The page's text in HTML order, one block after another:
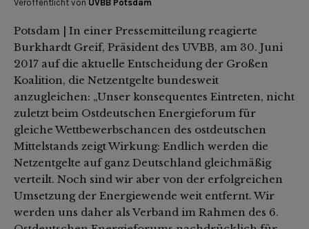
Veröffentlicht von UVBB Potsdam
Potsdam | In einer Pressemitteilung reagierte
Burkhardt Greif, Präsident des UVBB, am 30. Juni
2017 auf die aktuelle Entscheidung der Großen
Koalition, die Netzentgelte bundesweit
anzugleichen: „Unser konsequentes Eintreten, nicht
zuletzt beim Ostdeutschen Energieforum für
gleiche Wettbewerbschancen des ostdeutschen
Mittelstands zeigt Wirkung: Endlich werden die
Netzentgelte auf ganz Deutschland gleichmäßig
verteilt. Noch sind wir aber von der erfolgreichen
Umsetzung der Energiewende weit entfernt. Wir
werden uns daher als Verband im Rahmen des 6.